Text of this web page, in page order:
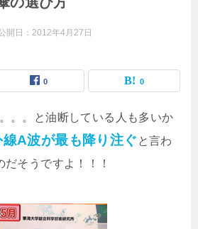
開日： 2012年4月27日
0 0
。。と油断している人も多いか
線A波が最も降り注ぐ と言わ
そうですよ！！！